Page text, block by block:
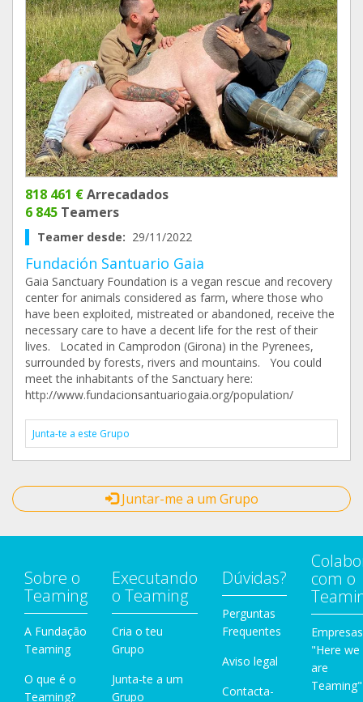
818 461 €Arrecadados
6 845 Teamers
Teamer desde: 29/11/2022
Fundación Santuario Gaia
Gaia Sanctuary Foundation is a vegan rescue and recovery
center for animals considered as farm, where those who
have been exploited, mistreated or abandoned, receive the
necessary care to have a decent life for the rest of their
lives. Located in Camprodon (Girona) in the Pyrenees,
surrounded by forests, rivers and mountains. You could
meet the inhabitants of the Sanctuary here:
http://www.fundacionsantuariogaia.org/population/
Junta-te a este Grupo
Juntar-me a um Grupo
Sobre o
Teaming
A Fundação
Teaming
O que é o
Teaming?
Executando
o Teaming
Cria o teu
Grupo
Junta-te a um
Grupo
Dúvidas?
Perguntas
Frequentes
Aviso legal
Contacta-
com o
Empresas
"Here we
are
Teaming"